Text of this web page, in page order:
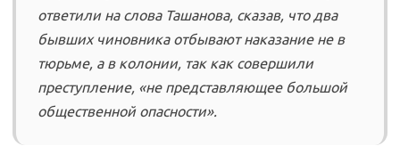
ответили на слова Ташанова, сказав, что два
бывших чиновника отбывают наказание не в
тюрьме, а в колонии, так как совершили
преступление, «не представляющее большой
общественной опасности».